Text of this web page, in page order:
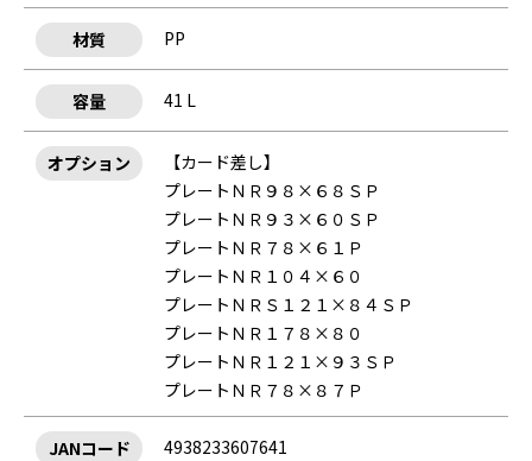
材質 PP
容量 41 L
オプション
【カード差し】
プレートＮＲ９８×６８ＳＰ
プレートＮＲ９３×６０ＳＰ
プレートＮＲ７８×６１Ｐ
プレートＮＲ１０４×６０
プレートＮＲＳ１２１×８４ＳＰ
プレートＮＲ１７８×８０
プレートＮＲ１２１×９３ＳＰ
プレートＮＲ７８×８７Ｐ
JANコード 4938233607641